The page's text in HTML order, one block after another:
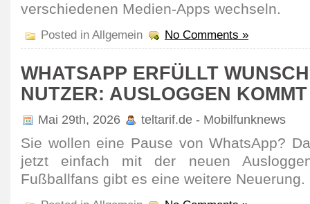
verschie­denen Medien-Apps wechseln.
Posted in Allgemein No Comments »
WHATSAPP ERFÜLLT
NUTZER: AUSLOGGEN KOMMT
Mai 29th, 2026 teltarif.de - Mobilfunknews
Sie wollen eine Pause von WhatsApp?
jetzt einfach mit der neuen
Fußballfans gibt es eine weitere Neuerung.